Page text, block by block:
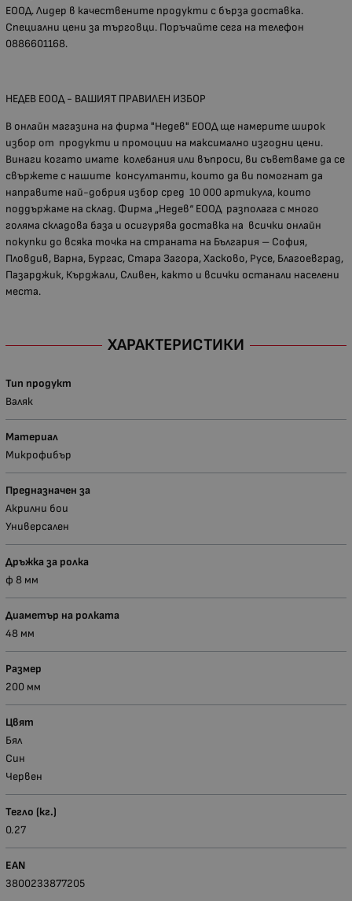
ЕООД. Лидер в качествените продукти с бърза доставка.
Специални цени за търговци. Поръчайте сега на телефон
0886601168.
НЕДЕВ ЕООД - ВАШИЯТ ПРАВИЛЕН ИЗБОР
В онлайн магазина на фирма "Недев" ЕООД ще намерите широк
избор от продукти и промоции на максимално изгодни цени.
Винаги когато имате колебания или въпроси, ви съветваме да се
свържете с нашите консултанти, които да ви помогнат да
направите най-добрия избор сред 10 000 артикула, които
поддържаме на склад. Фирма „Недев“ ЕООД разполага с много
голяма складова база и осигурява доставка на всички онлайн
покупки до всяка точка на страната на България – София,
Пловдив, Варна, Бургас, Стара Загора, Хасково, Русе, Благоевград,
Пазарджик, Кърджали, Сливен, както и всички останали населени
места.
ХАРАКТЕРИСТИКИ
Тип продукт
Валяк
Материал
Микрофибър
Предназначен за
Акрилни бои
Универсален
Дръжка за ролка
ф 8 мм
Диаметър на ролката
48 мм
Размер
200 мм
Цвят
Бял
Син
Червен
Тегло (кг.)
0.27
EAN
3800233877205